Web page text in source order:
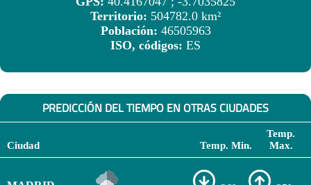
Territorio: 504782.0 km²
Población: 46505963
ISO, códigos: ES
PREDICCIÓN DEL TIEMPO EN OTRAS CIUDADES
Ciudad Temp. Min.
Temp.
Max.